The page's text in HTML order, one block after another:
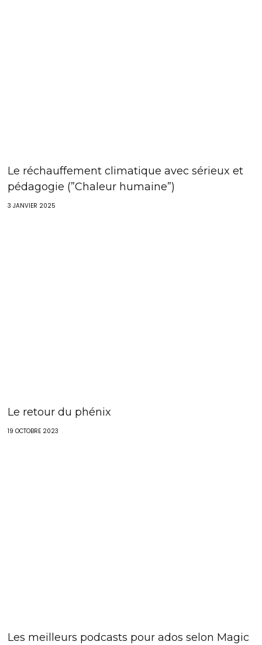
Le réchauffement climatique avec sérieux et
pédagogie (”Chaleur humaine”)
3 JANVIER 2025
Le retour du phénix
19 OCTOBRE 2023
Les meilleurs podcasts pour ados selon Magic